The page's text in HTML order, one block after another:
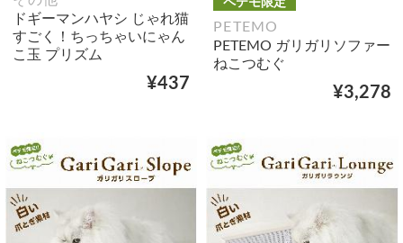
ドギーマンハヤシ じゃれ猫
すごく！ちっちゃいにゃん
こ玉 プリズム
¥437
PETEMO
PETEMO ガリガリソファー
ねこつむぐ
¥3,278